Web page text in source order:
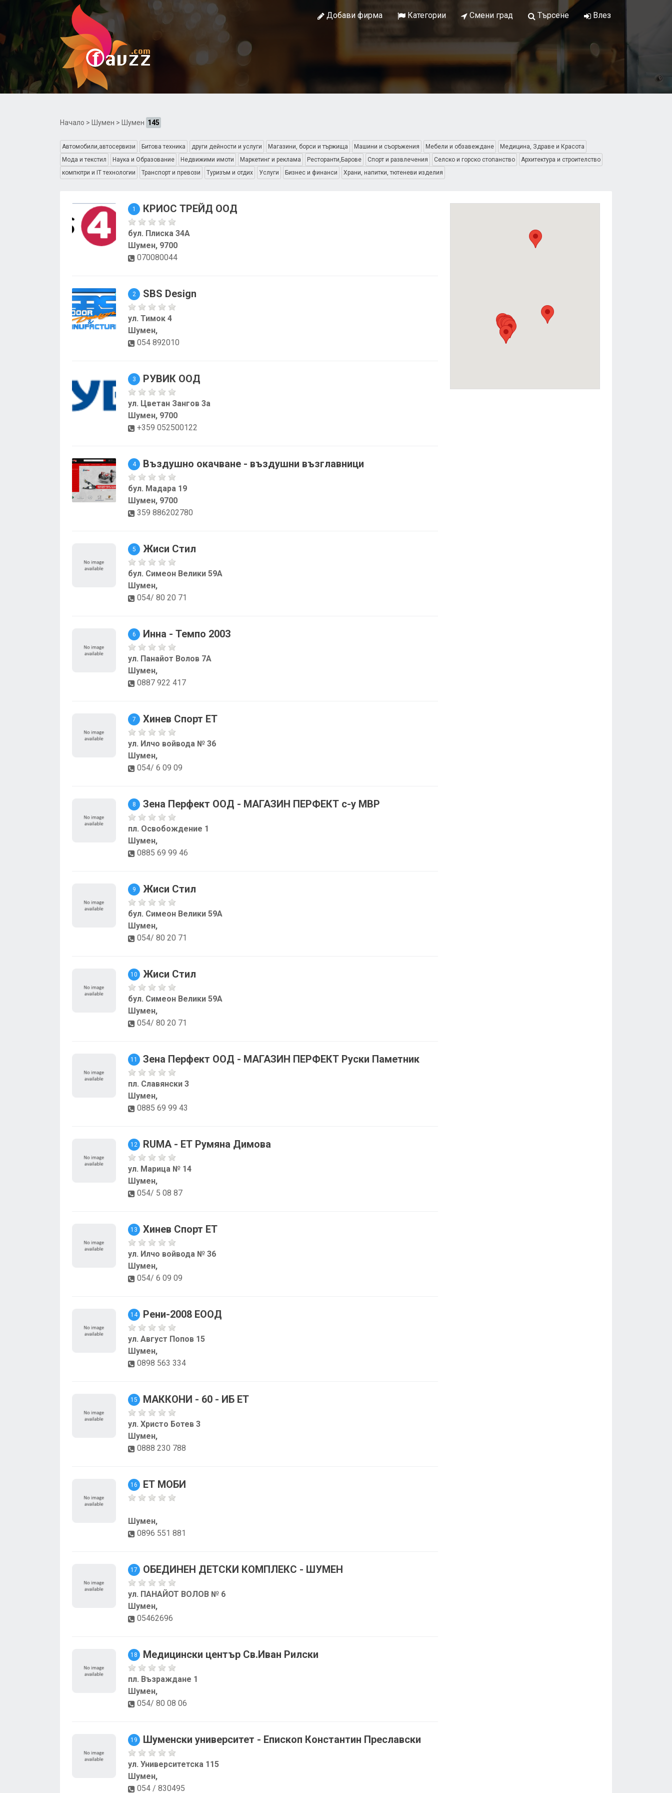
Добави фирма Категории Смени град Търсене Влез
Начало > Шумен > Шумен 145
Автомобили,автосервизи Битова техника други дейности и услуги Магазини, борси и тържища Машини и съоръжения Мебели и обзавеждане
Медицина, Здраве и Красота
Мода и текстил
Наука и Образование Недвижими имоти Маркетинг и реклама Ресторанти,Барове Спорт и развлечения Селско и горско стопанство
Архитектура и строителство
компютри и IT технологии
Транспорт и превози Туризъм и отдих Услуги Бизнес и финанси Храни, напитки, тютеневи изделия
1 КРИОС ТРЕЙД ООД
бул. Плиска 34А
Шумен, 9700
070080044
2 SBS Design
ул. Тимок 4
Шумен,
054 892010
3 РУВИК ООД
ул. Цветан Зангов 3а
Шумен, 9700
+359 052500122
4 Въздушно окачване - въздушни възглавници
бул. Мадара 19
Шумен, 9700
359 886202780
5 Жиси Стил
бул. Симеон Велики 59А
Шумен,
054/ 80 20 71
6 Инна - Темпо 2003
ул. Панайот Волов 7А
Шумен,
0887 922 417
7 Хинев Спорт ЕТ
ул. Илчо войвода № 36
Шумен,
054/ 6 09 09
8 Зена Перфект ООД - МАГАЗИН ПЕРФЕКТ с-у МВР
пл. Освобождение 1
Шумен,
0885 69 99 46
9 Жиси Стил
бул. Симеон Велики 59А
Шумен,
054/ 80 20 71
10 Жиси Стил
бул. Симеон Велики 59А
Шумен,
054/ 80 20 71
11 Зена Перфект ООД - МАГАЗИН ПЕРФЕКТ Руски Паметник
пл. Славянски 3
Шумен,
0885 69 99 43
12 RUMA - ЕТ Румяна Димова
ул. Марица № 14
Шумен,
054/ 5 08 87
13 Хинев Спорт ЕТ
ул. Илчо войвода № 36
Шумен,
054/ 6 09 09
14 Рени-2008 ЕООД
ул. Август Попов 15
Шумен,
0898 563 334
15 МАККОНИ - 60 - ИБ ET
ул. Христо Ботев 3
Шумен,
0888 230 788
16 ЕТ МОБИ
Шумен,
0896 551 881
17 ОБЕДИНЕН ДЕТСКИ КОМПЛЕКС - ШУМЕН
ул. ПАНАЙОТ ВОЛОВ № 6
Шумен,
05462696
18 Медицински център Св.Иван Рилски
пл. Възраждане 1
Шумен,
054/ 80 08 06
19 Шуменски университет - Епископ Константин Преславски
ул. Университетска 115
Шумен,
054 / 830495